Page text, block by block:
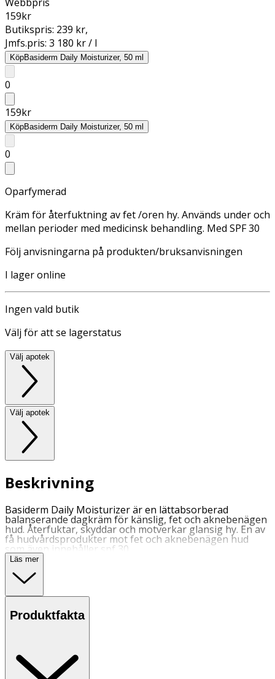
159kr
Butikspris: 239 kr,
Jmfs.pris: 3 180 kr / l
KöpBasiderm Daily Moisturizer, 50 ml
0
159kr
KöpBasiderm Daily Moisturizer, 50 ml
0
Oparfymerad
Kräm för återfuktning av fet /oren hy. Används under och
mellan perioder med medicinsk behandling. Med SPF 30
Följ anvisningarna på produkten/bruksanvisningen
I lager online
Ingen vald butik
Välj för att se lagerstatus
Välj apotek
Välj apotek
Beskrivning
Basiderm Daily Moisturizer är en lättabsorberad
balanserande dagkräm för känslig, fet och aknebenägen
hud. Återfuktar, skyddar och motverkar glansig hy. En av
få hudvårdsprodukter mot fet och aknebenägen hud
som även innehåller spf 30.
• Rengör dagligen med Basiderm Foam Wash.
• Återfukta därefter huden med Basiderm Moisturizer.
Läs mer
Produktfakta